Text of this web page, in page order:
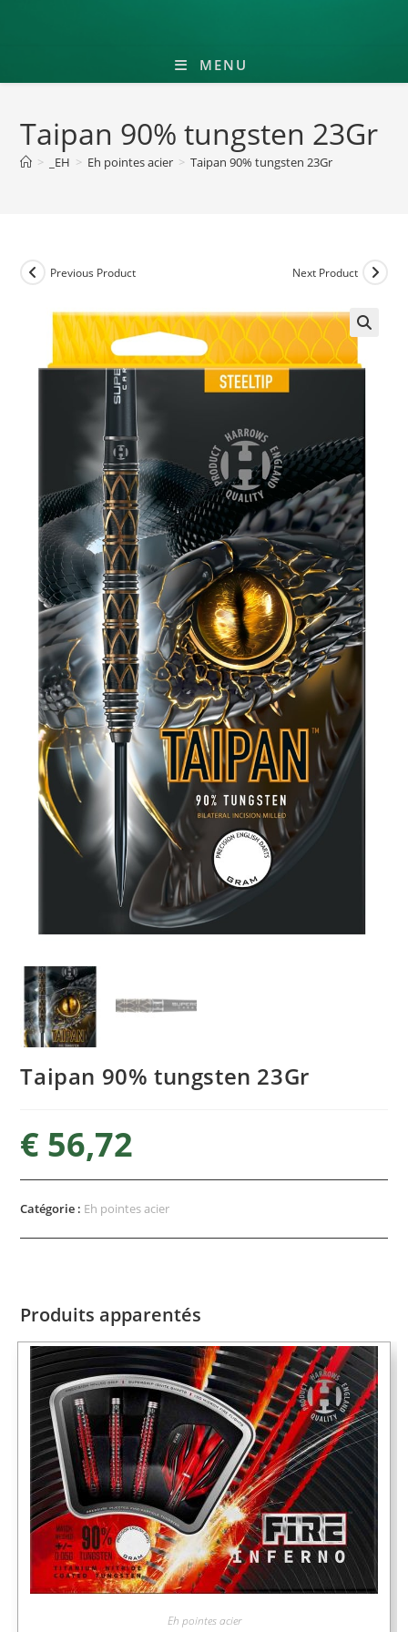
MENU
Taipan 90% tungsten 23Gr
> _EH > Eh pointes acier > Taipan 90% tungsten 23Gr
Previous Product Next Product
Taipan 90% tungsten 23Gr
€ 56,72
Catégorie : Eh pointes acier
Produits apparentés
Eh pointes acier